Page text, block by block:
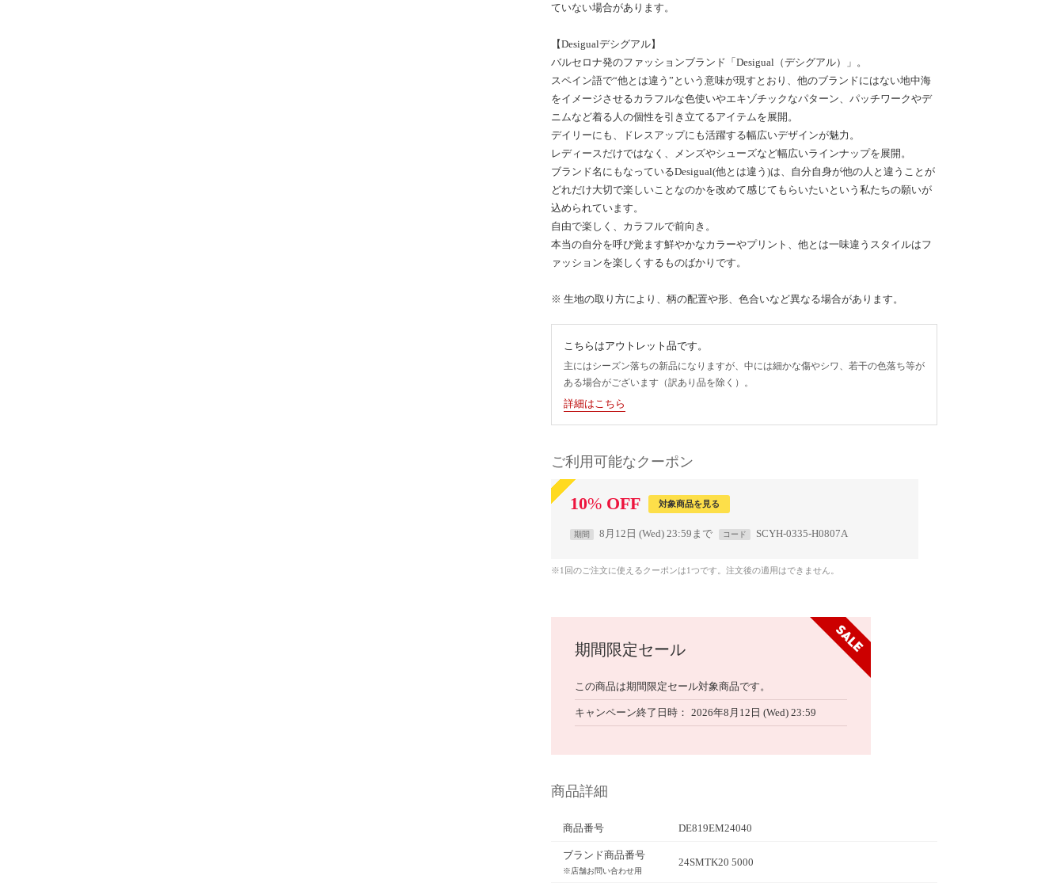
ていない場合があります。
【Desigualデシグアル】
バルセロナ発のファッションブランド「Desigual（デシグアル）」。
スペイン語で“他とは違う”という意味が現すとおり、他のブランドにはない地中海
をイメージさせるカラフルな色使いやエキゾチックなパターン、パッチワークやデ
ニムなど着る人の個性を引き立てるアイテムを展開。
デイリーにも、ドレスアップにも活躍する幅広いデザインが魅力。
レディースだけではなく、メンズやシューズなど幅広いラインナップを展開。
ブランド名にもなっているDesigual(他とは違う)は、自分自身が他の人と違うことが
どれだけ大切で楽しいことなのかを改めて感じてもらいたいという私たちの願いが
込められています。
自由で楽しく、カラフルで前向き。
本当の自分を呼び覚ます鮮やかなカラーやプリント、他とは一味違うスタイルはフ
ァッションを楽しくするものばかりです。
※ 生地の取り方により、柄の配置や形、色合いなど異なる場合があります。
こちらはアウトレット品です。
主にはシーズン落ちの新品になりますが、中には細かな傷やシワ、若干の色落ち等が
ある場合がございます（訳あり品を除く）。
詳細はこちら
ご利用可能なクーポン
10% OFF 対象商品を見る
期間 8月12日 (Wed) 23:59まで コード SCYH-0335-H0807A
※1回のご注文に使えるクーポンは1つです。注文後の適用はできません。
期間限定セール
この商品は期間限定セール対象商品です。
キャンペーン終了日時 2026年8月12日 (Wed) 23:59
商品詳細
商品番号 DE819EM24040
ブランド商品番号
※店舗お問い合わせ用
24SMTK20 5000